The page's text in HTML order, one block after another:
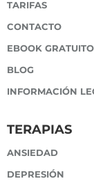
TARIFAS
CONTACTO
EBOOK
BLOG
INFORMACIÓN
TERAPIAS
ANSIEDAD
DEPRESIÓN